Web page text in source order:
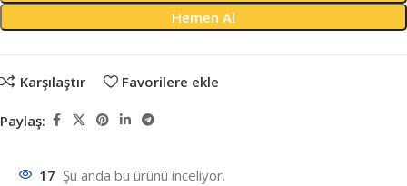
Hemen Al
Karşılaştır Favorilere ekle
Paylaş:
17 Şu anda bu ürünü inceliyor.